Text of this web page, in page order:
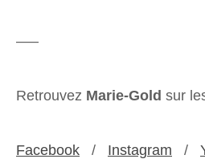
—–
Retrouvez Marie-Gold sur
Facebook / Instagram /